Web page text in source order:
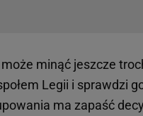
minąć jeszcze
Legii i sprawdzi
ma zapaść